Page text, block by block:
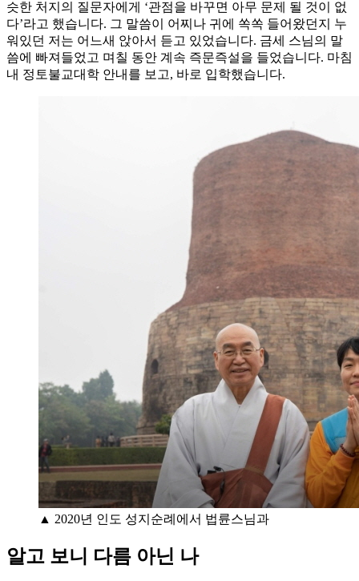
슷한 처지의 질문자에게 ‘관점을 바꾸면 아무 문제 될 것이 없
다’라고 했습니다. 그 말씀이 어찌나 귀에 쏙쏙 들어왔던지 누
워있던 저는 어느새 앉아서 듣고 있었습니다. 금세 스님의 말
씀에 빠져들었고 며칠 동안 계속 즉문즉설을 들었습니다. 마침
내 정토불교대학 안내를 보고, 바로 입학했습니다.
▲ 2020년 인도 성지순례에서 법륜스님과
알고 보니 다름 아닌 나